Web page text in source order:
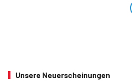
Unsere Neuerscheinungen